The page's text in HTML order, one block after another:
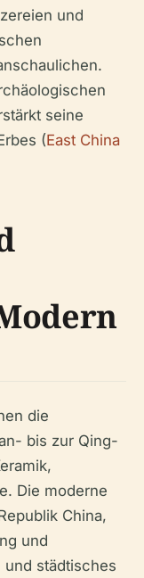
und
seine
(East China
die
bis zur Qing-
Die moderne
China,
und
städtisches